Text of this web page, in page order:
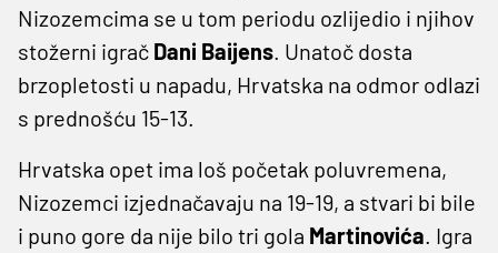
Nizozemcima se u tom periodu ozlijedio i njihov
stožerni igrač Dani Baijens. Unatoč dosta
brzopletosti u napadu, Hrvatska na odmor odlazi
s prednošću 15-13.
Hrvatska opet ima loš početak poluvremena,
Nizozemci izjednačavaju na 19-19, a stvari bi bile
i puno gore da nije bilo tri gola Martinovića. Igra